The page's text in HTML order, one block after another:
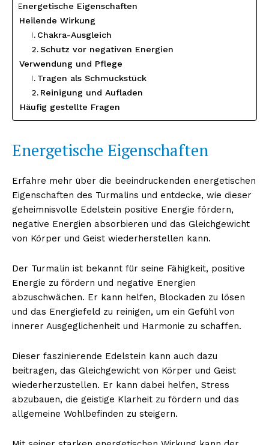
Energetische Eigenschaften
Heilende Wirkung
Chakra-Ausgleich
Schutz vor negativen Energien
Verwendung und Pflege
Tragen als Schmuckstück
Reinigung und Aufladen
Häufig gestellte Fragen
Energetische Eigenschaften
Erfahre mehr über die beeindruckenden energetischen
Eigenschaften des Turmalins und entdecke, wie dieser
geheimnisvolle Edelstein positive Energie fördern,
negative Energien absorbieren und das Gleichgewicht
von Körper und Geist wiederherstellen kann.
Der Turmalin ist bekannt für seine Fähigkeit, positive
Energie zu fördern und negative Energien
abzuschwächen. Er kann helfen, Blockaden zu lösen
und das Energiefeld zu reinigen, um ein Gefühl von
innerer Ausgeglichenheit und Harmonie zu schaffen.
Dieser faszinierende Edelstein kann auch dazu
beitragen, das Gleichgewicht von Körper und Geist
wiederherzustellen. Er kann dabei helfen, Stress
abzubauen, die geistige Klarheit zu fördern und das
allgemeine Wohlbefinden zu steigern.